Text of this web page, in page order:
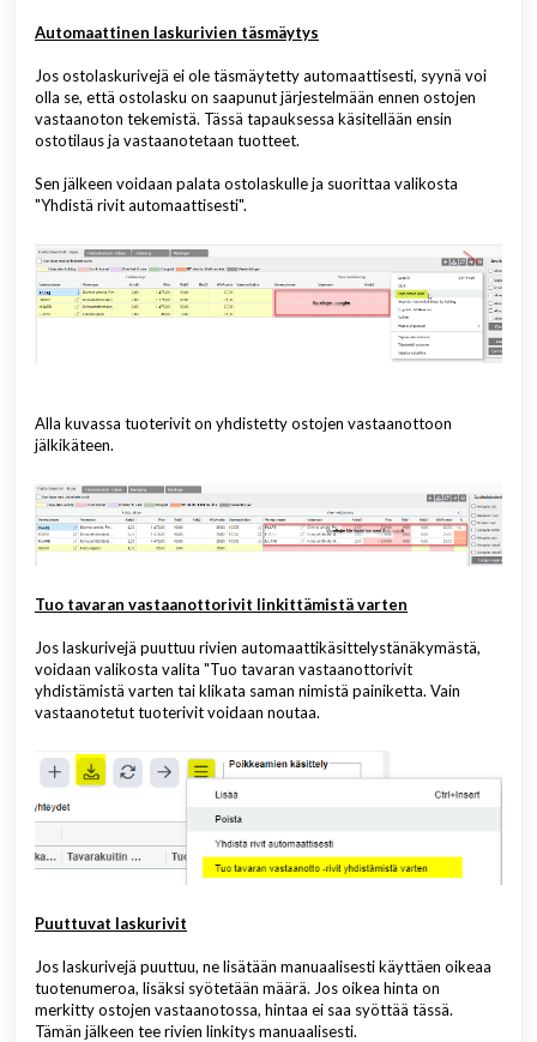
Automaattinen laskurivien täsmäytys
Jos ostolaskurivejä ei ole täsmäytetty automaattisesti, syynä voi
olla se, että ostolasku on saapunut järjestelmään ennen ostojen
vastaanoton tekemistä. Tässä tapauksessa käsitellään ensin
ostotilaus ja vastaanotetaan tuotteet.
Sen jälkeen voidaan palata ostolaskulle ja suorittaa valikosta
"Yhdistä rivit automaattisesti".
Alla kuvassa tuoterivit on yhdistetty ostojen vastaanottoon
jälkikäteen.
Tuo tavaran vastaanottorivit linkittämistä varten
Jos laskurivejä puuttuu rivien automaattikäsittelystänäkymästä,
voidaan valikosta valita "Tuo tavaran vastaanottorivit
yhdistämistä varten tai klikata saman nimistä painiketta. Vain
vastaanotetut tuoterivit voidaan noutaa.
Puuttuvat laskurivit
Jos laskurivejä puuttuu, ne lisätään manuaalisesti käyttäen oikeaa
tuotenumeroa, lisäksi syötetään määrä. Jos oikea hinta on
merkitty ostojen vastaanotossa, hintaa ei saa syöttää tässä.
Tämän jälkeen tee rivien linkitys manuaalisesti.